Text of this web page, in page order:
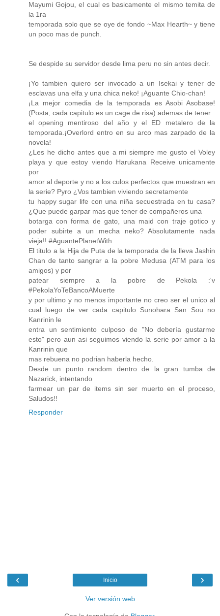
Mayumi Gojou, el cual es basicamente el mismo temita de
la 1ra
temporada solo que se oye de fondo ~Max Hearth~ y tiene
un poco mas de punch.
Se despide su servidor desde lima peru no sin antes decir.
¡Yo tambien quiero ser invocado a un Isekai y tener de
esclavas una elfa y una chica neko! ¡Aguante Chio-chan!
¡La mejor comedia de la temporada es Asobi Asobase!
(Posta, cada capitulo es un cage de risa) ademas de tener
el opening mentiroso del año y el ED metalero de la
temporada.¡Overlord entro en su arco mas zarpado de la
novela!
¿Les he dicho antes que a mi siempre me gusto el Voley
playa y que estoy viendo Harukana Receive unicamente
por
amor al deporte y no a los culos perfectos que muestran en
la serie? Pyro ¿Vos tambien viviendo secretamente
tu happy sugar life con una niña secuestrada en tu casa?
¿Que puede garpar mas que tener de compañeros una
botarga con forma de gato, una maid con traje gotico y
poder subirte a un mecha neko? Absolutamente nada
vieja!! #AguantePlanetWith
El titulo a la Hija de Puta de la temporada de la lleva Jashin
Chan de tanto sangrar a la pobre Medusa (ATM para los
amigos) y por
patear siempre a la pobre de Pekola :'v
#PekolaYoTeBancoAMuerte
y por ultimo y no menos importante no creo ser el unico al
cual luego de ver cada capitulo Sunohara San Sou no
Kanrinin le
entra un sentimiento culposo de "No debería gustarme
esto" pero aun asi seguimos viendo la serie por amor a la
Kanrinin que
mas rebuena no podrian haberla hecho.
Desde un punto random dentro de la gran tumba de
Nazarick, intentando
farmear un par de items sin ser muerto en el proceso,
Saludos!!
Responder
‹ ›
Inicio
Ver versión web